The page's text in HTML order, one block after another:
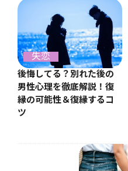
失恋
後悔してる？別れた後の
男性心理を徹底解説！復
縁の可能性＆復縁するコ
ツ